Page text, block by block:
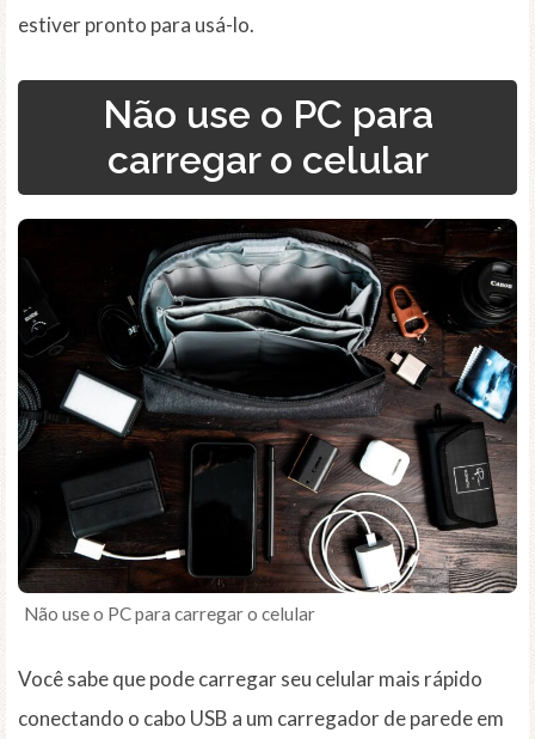
estiver pronto para usá-lo.
Não use o PC para
carregar o celular
Não use o PC para carregar o celular
Você sabe que pode carregar seu celular mais rápido
conectando o cabo USB a um carregador de parede em